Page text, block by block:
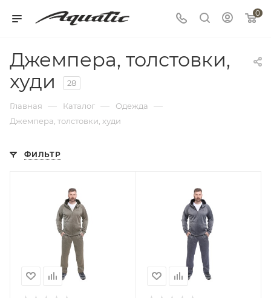
0
Джемпера, толстовки,
худи
28
Главная — Каталог — Одежда —
Джемпера, толстовки, худи
ФИЛЬТР